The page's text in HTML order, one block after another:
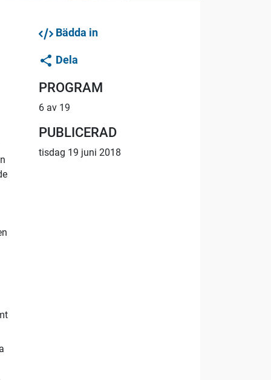
Bädda in
Dela
PROGRAM
6 av 19
PUBLICERAD
tisdag 19 juni 2018